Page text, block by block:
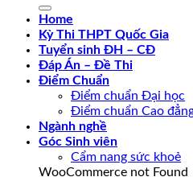
Home
Kỳ Thi THPT Quốc Gia
Tuyển sinh ĐH – CĐ
Đáp Án – Đề Thi
Điểm Chuẩn
Điểm chuẩn Đại học
Điểm chuẩn Cao
Ngành nghề
Góc Sinh viên
Cẩm nang sức khoẻ
WooCommerce not Found